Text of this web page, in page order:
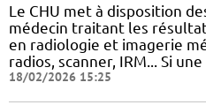
Le CHU met à disposition
médecin traitant les
en radiologie et imagerie
radios, scanner, IRM... Si
18/02/2026 15:25